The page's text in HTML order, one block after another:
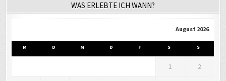
WAS ERLEBTE ICH WANN?
August 2026
M D M D F S S
1 2